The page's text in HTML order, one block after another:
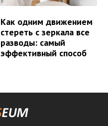
Как одним движением
стереть с зеркала все
разводы: самый
эффективный способ